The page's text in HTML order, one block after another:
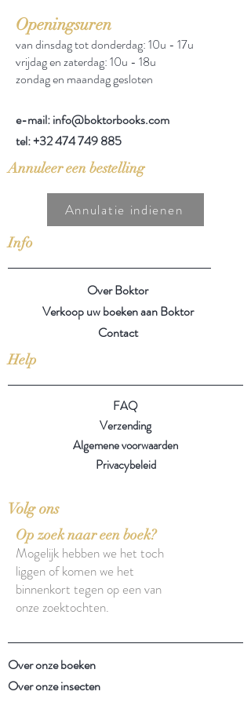
Openingsuren
van dinsdag tot donderdag: 10u - 17u
vrijdag en zaterdag: 10u - 18u
zondag en maandag gesloten
e-mail: info@boktorbooks.com
tel:+32 474 749 885
Annuleer een bestelling
Annulatie indienen
Info
Over Boktor
Verkoop uw boeken aan Boktor
Contact
Help
FAQ
Verzending
Algemene voorwaarden
Privacybeleid
Volg ons
Op zoek naar een boek?
Mogelijk hebben we het toch
liggen of komen we het
binnenkort tegen op een van
onze zoektochten.
Over onze boeken
Over onze insecten